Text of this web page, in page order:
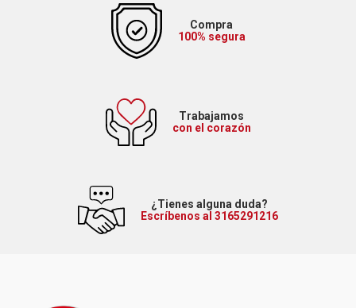
Compra
100% segura
Trabajamos
con el corazón
¿Tienes alguna duda?
Escríbenos al 3165291216